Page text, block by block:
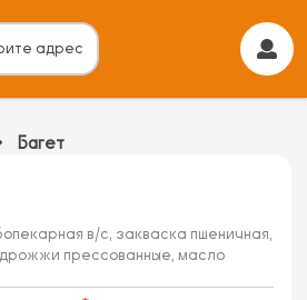
адрес
Багет
в/с, закваска пшеничная,
дрожжи прессованные, масло